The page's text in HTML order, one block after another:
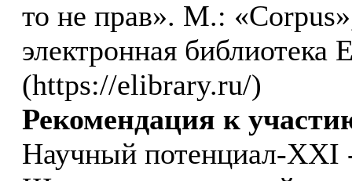
то не прав». М.:
электронная библиотека
(https://elibrary.ru/)
Рекомендация к
Научный потенциал-XXI